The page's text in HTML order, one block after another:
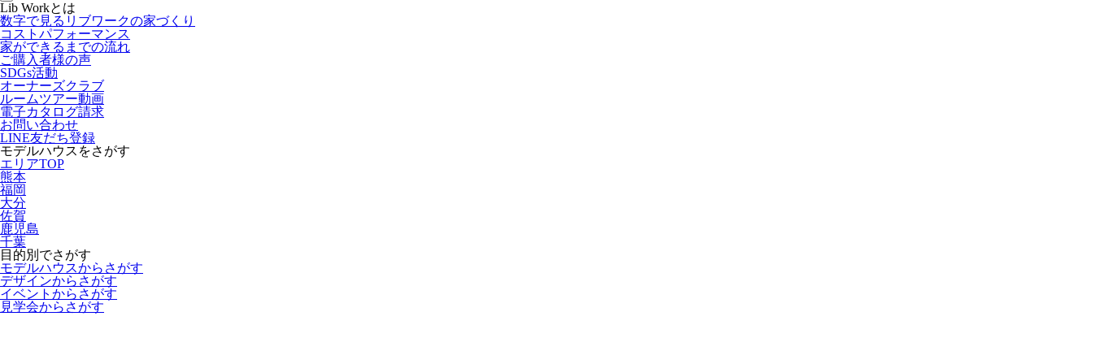
Lib Workとは
数字で見るリブワークの家づくり
コストパフォーマンス
家ができるまでの流れ
ご購入者様の声
SDGs活動
オーナーズクラブ
ルームツアー動画
電子カタログ請求
お問い合わせ
LINE友だち登録
モデルハウスをさがす
エリアTOP
熊本
福岡
大分
佐賀
鹿児島
千葉
目的別でさがす
モデルハウスからさがす
デザインからさがす
イベントからさがす
見学会からさがす